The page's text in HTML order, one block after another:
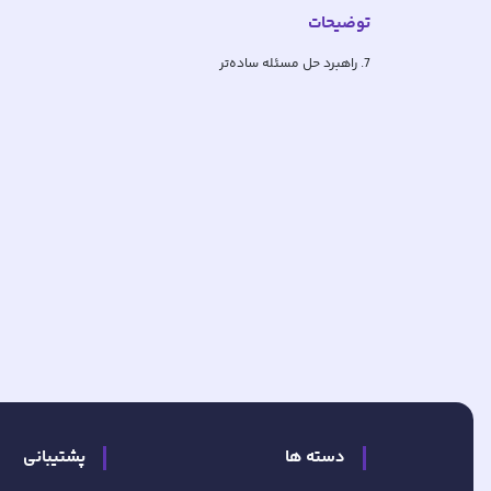
توضیحات
7. راهبرد حل مسئله ساده‌تر
دسته ها پشتیبانی